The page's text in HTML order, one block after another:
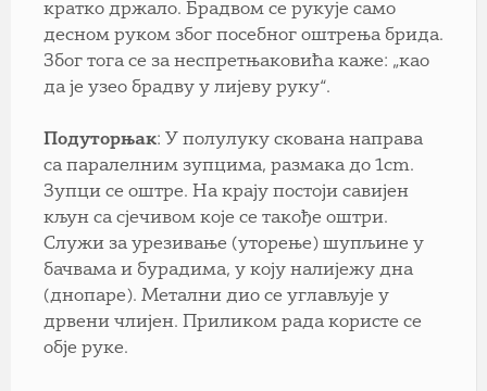
кратко држало. Брадвом се рукује само
десном руком због посебног оштрења брида.
Због тога се за неспретњаковића каже: „као
да је узео брадву у лијеву руку“.
Подуторњак: У полулуку скована направа
са паралелним зупцима, размака до 1cm.
Зупци се оштре. На крају постоји савијен
кљун са сјечивом које се такође оштри.
Служи за урезивање (уторење) шупљине у
бачвама и бурадима, у коју налијежу дна
(днопаре). Метални дио се углављује у
дрвени члијен. Приликом рада користе се
обје руке.